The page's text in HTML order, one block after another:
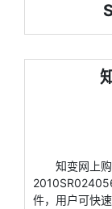
知变网上
件，用户可快